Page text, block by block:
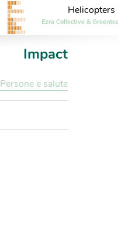
Helicopters
Ezra Collective &
Impact
Persone e salute